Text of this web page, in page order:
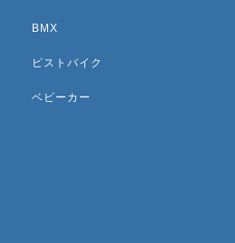
BMX
ピストバイク
ベビーカー